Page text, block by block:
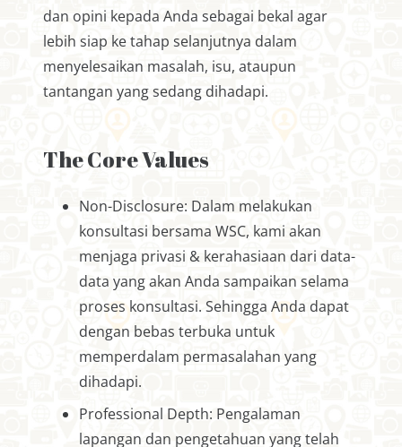
dan opini kepada Anda sebagai bekal agar
lebih siap ke tahap selanjutnya dalam
menyelesaikan masalah, isu, ataupun
tantangan yang sedang dihadapi.
The Core Values
Non-Disclosure: Dalam melakukan
konsultasi bersama WSC, kami akan
menjaga privasi & kerahasiaan dari data-
data yang akan Anda sampaikan selama
proses konsultasi. Sehingga Anda dapat
dengan bebas terbuka untuk
memperdalam permasalahan yang
dihadapi.
Professional Depth: Pengalaman
lapangan dan pengetahuan yang telah